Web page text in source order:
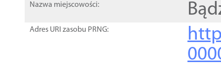
Nazwa miejscowości:
Adres URI zasobu PRNG: